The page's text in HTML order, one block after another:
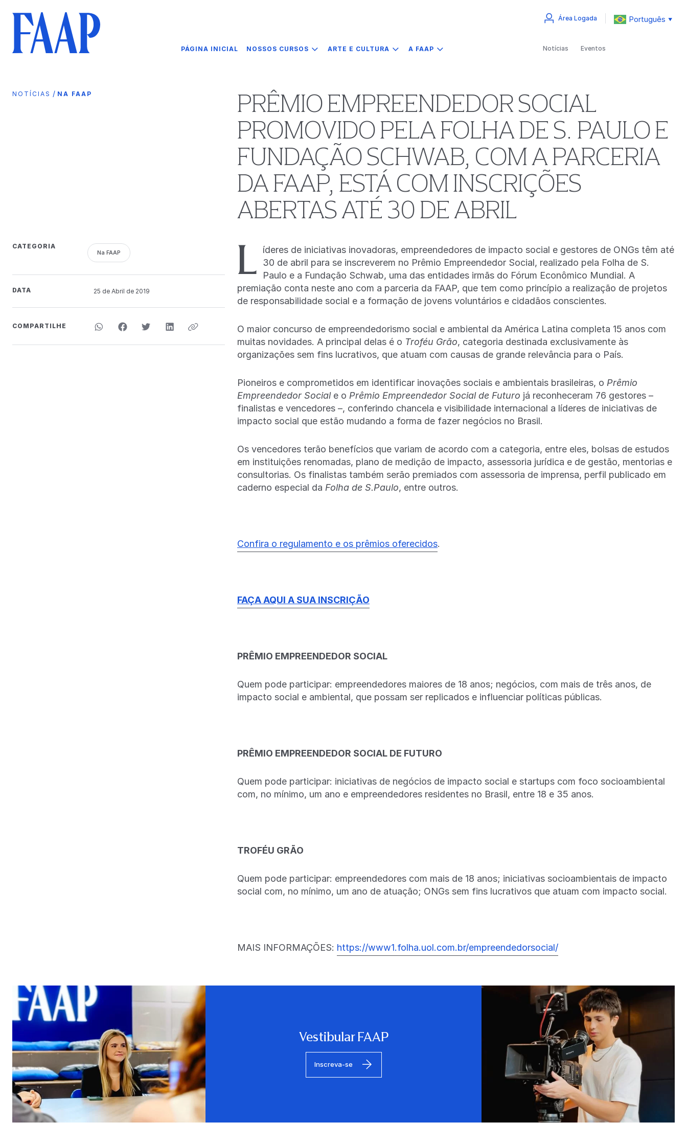
PÁGINA INICIAL NOSSOS CURSOS ARTE E CULTURA A FAAP
Área Logada Português ▼
Notícias Eventos
NOTÍCIAS / NA FAAP
PRÊMIO EMPREENDEDOR SOCIAL
PROMOVIDO PELA FOLHA DE S. PAULO E
FUNDAÇÃO SCHWAB, COM A PARCERIA
DA FAAP, ESTÁ COM INSCRIÇÕES
ABERTAS ATÉ 30 DE ABRIL
CATEGORIA
Na FAAP
DATA 25 de Abril de 2019
COMPARTILHE
L
íderes de iniciativas inovadoras, empreendedores de impacto social e gestores de ONGs têm até
30 de abril para se inscreverem no Prêmio Empreendedor Social, realizado pela Folha de S.
Paulo e a Fundação Schwab, uma das entidades irmãs do Fórum Econômico Mundial. A
premiação conta neste ano com a parceria da FAAP, que tem como princípio a realização de projetos
de responsabilidade social e a formação de jovens voluntários e cidadãos conscientes.
O maior concurso de empreendedorismo social e ambiental da América Latina completa 15 anos com
muitas novidades. A principal delas é o Troféu Grão, categoria destinada exclusivamente às
organizações sem fins lucrativos, que atuam com causas de grande relevância para o País.
Pioneiros e comprometidos em identificar inovações sociais e ambientais brasileiras, o Prêmio
Empreendedor Sociale o Prêmio Empreendedor Social de Futuro já reconheceram 76 gestores –
finalistas e vencedores –, conferindo chancela e visibilidade internacional a líderes de iniciativas de
impacto social que estão mudando a forma de fazer negócios no Brasil.
Os vencedores terão benefícios que variam de acordo com a categoria, entre eles, bolsas de estudos
em instituições renomadas, plano de medição de impacto, assessoria jurídica e de gestão, mentorias e
consultorias. Os finalistas também serão premiados com assessoria de imprensa, perfil publicado em
caderno especial da Folha de S.Paulo, entre outros.
Confira o regulamento e os prêmios oferecidos.
FAÇA AQUI A SUA INSCRIÇÃO
PRÊMIO EMPREENDEDOR SOCIAL
Quem pode participar: empreendedores maiores de 18 anos; negócios, com mais de três anos, de
impacto social e ambiental, que possam ser replicados e influenciar políticas públicas.
PRÊMIO EMPREENDEDOR SOCIAL DE FUTURO
Quem pode participar: iniciativas de negócios de impacto social e startups com foco socioambiental
com, no mínimo, um ano e empreendedores residentes no Brasil, entre 18 e 35 anos.
TROFÉU GRÃO
Quem pode participar: empreendedores com mais de 18 anos; iniciativas socioambientais de impacto
social com, no mínimo, um ano de atuação; ONGs sem fins lucrativos que atuam com impacto social.
MAIS INFORMAÇÕES: https://www1.folha.uol.com.br/empreendedorsocial/
Vestibular FAAP
Inscreva-se